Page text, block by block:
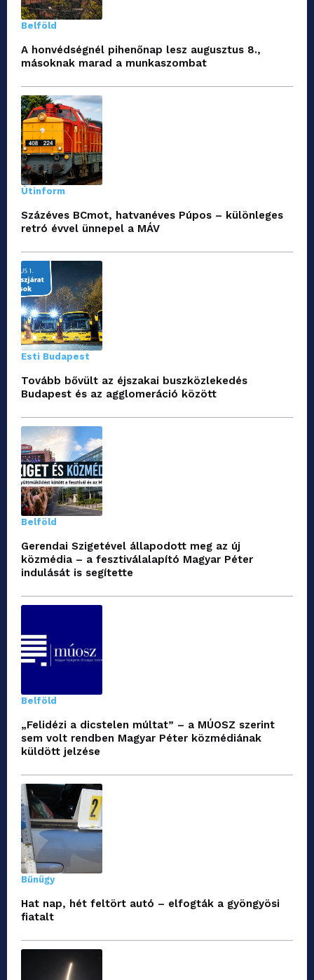
Belföld
A honvédségnél pihenőnap lesz augusztus 8.,
másoknak marad a munkaszombat
Útinform
Százéves BCmot, hatvanéves Púpos – különleges
retró évvel ünnepel a MÁV
Esti Budapest
Tovább bővült az éjszakai buszközlekedés
Budapest és az agglomeráció között
Belföld
Gerendai Szigetével állapodott meg az új
közmédia – a fesztiválalapító Magyar Péter
indulását is segítette
Belföld
„Felidézi a dicstelen múltat” – a MÚOSZ szerint
sem volt rendben Magyar Péter közmédiának
küldött jelzése
Bűnügy
Hat nap, hét feltört autó – elfogták a gyöngyösi
fiatalt